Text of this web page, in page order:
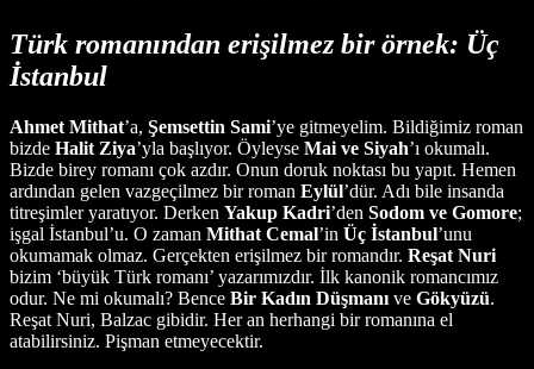
Türk romanından erişilmez bir örnek: Üç
İstanbul
Ahmet Mithat’a, Şemsettin Sami’ye gitmeyelim. Bildiğimiz roman
bizde Halit Ziya’yla başlıyor. Öyleyse Mai ve Siyah’ı okumalı.
Bizde birey romanı çok azdır. Onun doruk noktası bu yapıt. Hemen
ardından gelen vazgeçilmez bir roman Eylül’dür. Adı bile insanda
titreşimler yaratıyor. Derken Yakup Kadri’den Sodom ve Gomore;
işgal İstanbul’u. O zaman Mithat Cemal’in Üç İstanbul’unu
okumamak olmaz. Gerçekten erişilmez bir romandır. Reşat Nuri
bizim ‘büyük Türk romanı’ yazarımızdır. İlk kanonik romancımız
odur. Ne mi okumalı? Bence Bir Kadın Düşmanı ve Gökyüzü.
Reşat Nuri, Balzac gibidir. Her an herhangi bir romanına el
atabilirsiniz. Pişman etmeyecektir.